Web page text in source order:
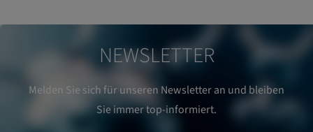
NEWSLETTER
Melden Sie sich für unseren Newsletter an und bleiben
Sie immer top-informiert.